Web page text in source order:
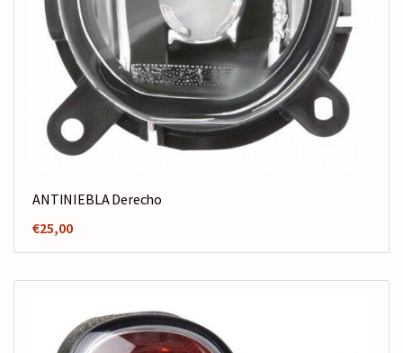
ANTINIEBLA Derecho
€25,00